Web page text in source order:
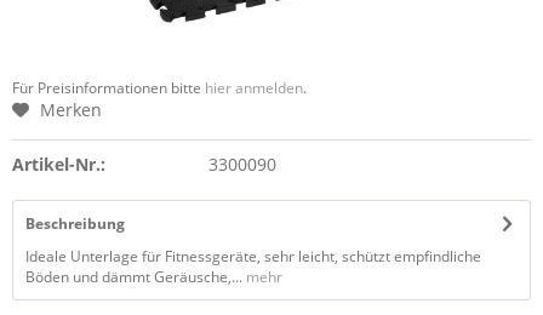
Für Preisinformationen bitte hier anmelden.
Merken
Artikel-Nr.: 3300090
Beschreibung
Ideale Unterlage für Fitnessgeräte, sehr leicht, schützt empfindliche
Böden und dämmt Geräusche,... mehr